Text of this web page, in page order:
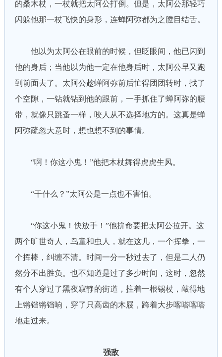
的桑木杖，一杖就把太阿公打倒。但是，太阿公那轻巧
闪躲他那一杖飞快的身形，连蝉阿弥都为之膛目结舌。
他以为太阿公在眼前的时候，但眨眼间，他已闪到
他的身后；当他以为他一定在他身后时，太阿公早又跑
到前面去了。太阿公趁蝉阿弥前后忙得团团转时，找了
个空隙，一钻就钻到他的跟前，一手抓住了蝉阿弥的腰
带，就像只跳蚤一样，咬人从不选择地方的。这真是蝉
阿弥疏忽大意时，想也想不到的事情。
“啊！你这小鬼！”他把木杖舞得虎虎生风。
“干什么？”太阿公是一点也不害怕。
“你这小鬼！快放手！”他拚命要把太阿公拉开。这
两个旷世奇人，鸟童和虫人，就在这几，一个挥拳，一
个挥棒，纠缠不清。时间一分一秒过去了，但是二人仍
然分不出胜负。也不知道是过了多少时间，这时，忽然
有个人穿过了黑夜寂静的街道，拄着一根锡杖，敲得地
上锵铛锵铛响，穿了只高齿的木屐，跨着大步喀嗒喀嗒
地走过来。
强敌